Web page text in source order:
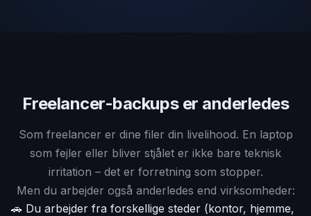
Freelancer-backups er anderledes
Som freelancer er dine filer din livelihood. En laptop
som fejler eller bliver stjålet er ikke bare teknisk
irritation – det er forretning som stopper.
Men du arbejder også anderledes end virksomheder:
🚗 Du arbejder fra forskellige steder (kontor, hjemme,